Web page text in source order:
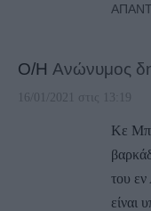
Ο/Η Ανώνυμος
16/01/2021 στις 13:19
Κε
του
είναι